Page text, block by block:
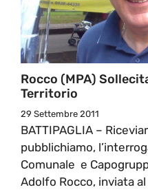
Rocco (MPA)
Territorio
29 Settembre 2011
BATTIPAGLIA –
pubblichiamo,
Comunale e
Adolfo Rocco, inviata al